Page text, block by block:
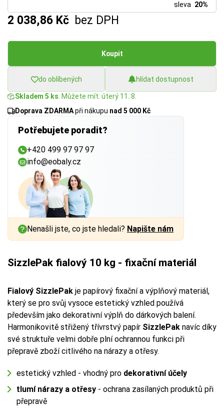
sleva 20%
2 038,86 Kč bez DPH
Koupit
do oblíbených hlídat dostupnost
Skladem 5 ks . Můžete mít: úterý 11. 8.
Doprava ZDARMApři nákupu nad 5 000 Kč
Potřebujete poradit?
+420 499 97 97 97
info@eobaly.cz
Nenašli jste, co jste hledali? Napište nám
SizzlePak fialový 10 kg - fixační materiál
Fialový SizzlePak je papírový fixační a výplňový materiál,
který se pro svůj vysoce estetický vzhled používá
především jako dekorativní výplň do dárkových balení.
Harmonikovitě střižený třívrstvý papír SizzlePak navíc díky
své struktuře velmi dobře plní ochrannou funkci při
přepravě zboží citlivého na nárazy a otřesy.
estetický vzhled - vhodný pro dekorativní účely
tlumí nárazy a otřesy - ochrana zasílaných produktů při
přepravě